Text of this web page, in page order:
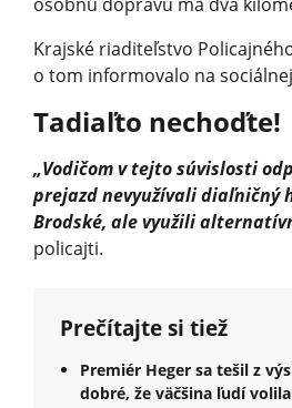
Krajské riaditeľstvo
o tom informovalo na
Tadiaľto nechoďte!
„Vodičom v tejto súvislosti
prejazd nevyužívali diaľničný
Brodské, ale využili
policajti.
Prečítajte si tiež
Premiér Heger sa tešil z
dobré, že väčšina ľudí